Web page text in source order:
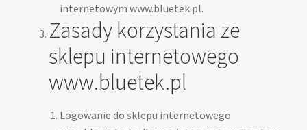
internetowym www.bluetek.pl.
Zasady korzystania ze
sklepu internetowego
www.bluetek.pl
Logowanie do sklepu internetowego